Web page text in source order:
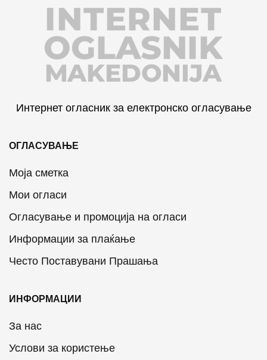
INTERNET
MAKEDONIJA
OGLASNIK
Интернет огласник за електронско огласување
ОГЛАСУВАЊЕ
Моја сметка
Мои огласи
Огласување и промоција на огласи
Информации за плаќање
Често Поставувани Прашања
ИНФОРМАЦИИ
За нас
Услови за користење